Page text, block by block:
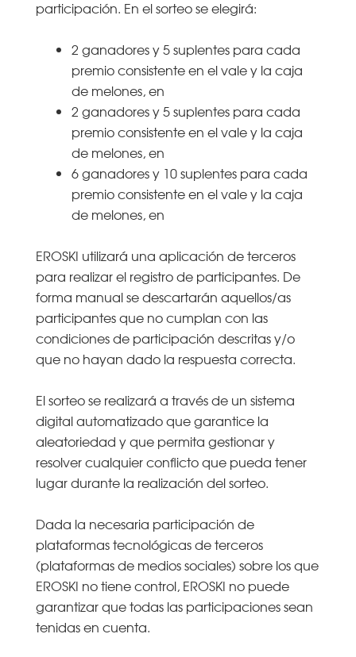
participación. En el sorteo se elegirá:
2 ganadores y 5 suplentes para cada
premio consistente en el vale y la caja
de melones, en
2 ganadores y 5 suplentes para cada
premio consistente en el vale y la caja
de melones, en
6 ganadores y 10 suplentes para cada
premio consistente en el vale y la caja
de melones, en
EROSKI utilizará una aplicación de terceros
para realizar el registro de participantes. De
forma manual se descartarán aquellos/as
participantes que no cumplan con las
condiciones de participación descritas y/o
que no hayan dado la respuesta correcta.
El sorteo se realizará a través de un sistema
digital automatizado que garantice la
aleatoriedad y que permita gestionar y
resolver cualquier conflicto que pueda tener
lugar durante la realización del sorteo.
Dada la necesaria participación de
plataformas tecnológicas de terceros
(plataformas de medios sociales) sobre los que
EROSKI no tiene control, EROSKI no puede
garantizar que todas las participaciones sean
tenidas en cuenta.